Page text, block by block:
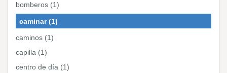
bomberos (1)
caminar (1)
caminos (1)
capilla (1)
centro de día (1)